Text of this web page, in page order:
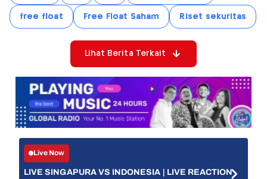
free float Free Float Saham Riset sekuritas
Lihat Berita Terkait
Live Now
LIVE SINGAPURA VS INDONESIA | LIVE REACTION